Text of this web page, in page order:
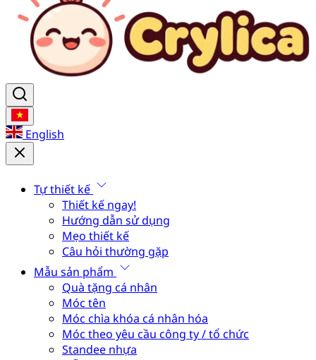
English
Tự thiết kế
Thiết kế ngay!
Hướng dẫn sử dụng
Mẹo thiết kế
Câu hỏi thường gặp
Mẫu sản phẩm
Quà tặng cá nhân
Móc tên
Móc chìa khóa cá nhân hóa
Móc theo yêu cầu công ty / tổ chức
Standee nhựa